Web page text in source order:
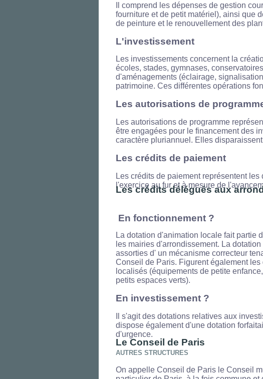
Il comprend les dépenses de gestion
fourniture et de petit matériel), ainsi que
de peinture et le renouvellement des
L'investissement
Les investissements concernent la
écoles, stades, gymnases,
d'aménagements (éclairage,
patrimoine. Ces différentes opérations
Les autorisations de
Les autorisations de programme
être engagées pour le financement des
caractère pluriannuel. Elles
Les crédits de paiement
Les crédits de paiement représentent
l'exercice au fur et à mesure de
Les crédits délégués aux
En fonctionnement ?
La dotation d'animation locale fait partie
les mairies d'arrondissement. La
assorties d' un mécanisme correcteur
Conseil de Paris. Figurent également
localisés (équipements de petite
petits espaces verts).
En investissement ?
Il s'agit des dotations relatives aux
dispose également d'une dotation
d'urgence.
AUTRES STRUCTURES
Le Conseil de Paris
On appelle Conseil de Paris le Conseil